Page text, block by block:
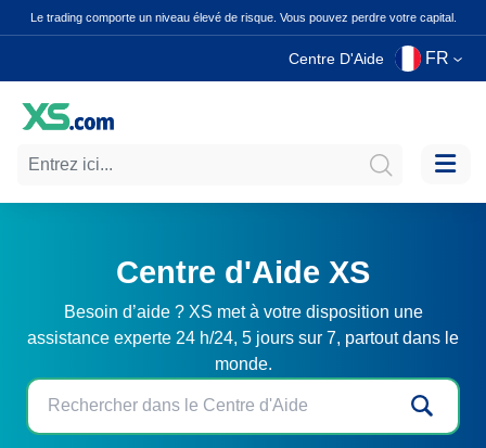
Le trading comporte un niveau élevé de risque. Vous pouvez perdre votre capital.
Centre D'Aide FR
Centre d'Aide XS
Besoin d’aide ? XS met à votre disposition une
assistance experte 24 h/24, 5 jours sur 7, partout dans le
monde.